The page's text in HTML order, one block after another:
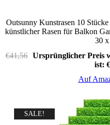
Outsunny Kunstrasen 10
künstlicher Rasen für Balkon
30
€41,56 Ursprünglicher Preis
ist:
Auf
SALE!